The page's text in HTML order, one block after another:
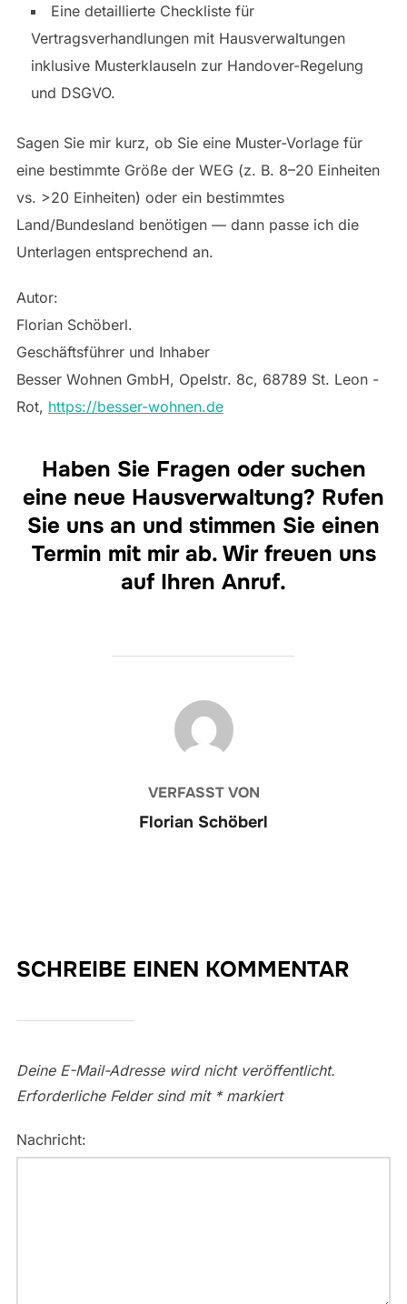
Eine detaillierte Checkliste für
Vertragsverhandlungen mit Hausverwaltungen
inklusive Musterklauseln zur Handover-Regelung
und DSGVO.
Sagen Sie mir kurz, ob Sie eine Muster-Vorlage für
eine bestimmte Größe der WEG (z. B. 8–20 Einheiten
vs. >20 Einheiten) oder ein bestimmtes
Land/Bundesland benötigen — dann passe ich die
Unterlagen entsprechend an.
Autor:
Florian Schöberl.
Geschäftsführer und Inhaber
Besser Wohnen GmbH, Opelstr. 8c, 68789 St. Leon -
Rot, https://besser-wohnen.de
Haben Sie Fragen oder suchen
eine neue Hausverwaltung? Rufen
Sie uns an und stimmen Sie einen
Termin mit mir ab. Wir freuen uns
auf Ihren Anruf.
BEITRAGSAUTOR
VERFASST VON
Florian Schöberl
SCHREIBE EINEN KOMMENTAR
Deine E-Mail-Adresse wird nicht veröffentlicht.
Erforderliche Felder sind mit *markiert
Nachricht: